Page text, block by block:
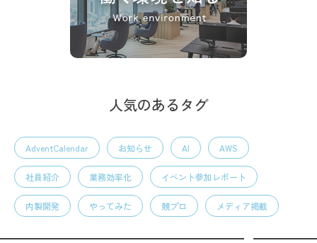
人気のあるタグ
AdventCalendar お知らせ AI AWS
社員紹介 業務効率化 イベント参加レポート
内製開発 やってみた 競プロ メディア掲載